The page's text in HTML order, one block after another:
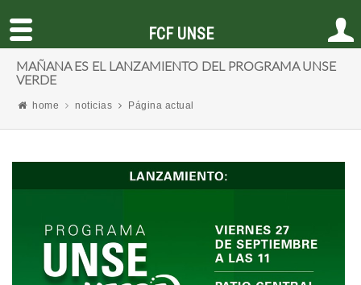
MAÑANA ES EL LANZAMIENTO DEL PROGRAMA UNSE
VERDE
home noticias Página actual
FCF UNSE